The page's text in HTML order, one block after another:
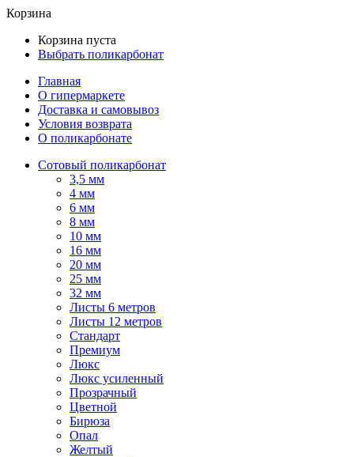
Корзина
Корзина пуста
Выбрать поликарбонат
Главная
О гипермаркете
Доставка и самовывоз
Условия возврата
О поликарбонате
Сотовый поликарбонат
3,5 мм
4 мм
6 мм
8 мм
10 мм
16 мм
20 мм
25 мм
32 мм
Листы 6 метров
Листы 12 метров
Стандарт
Премиум
Люкс
Люкс усиленный
Прозрачный
Цветной
Бирюза
Опал
Желтый